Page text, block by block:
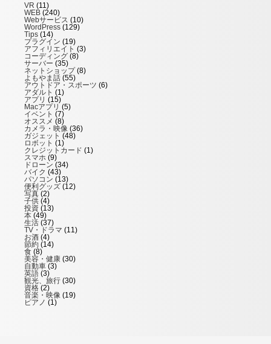
VR (11)
WEB (240)
Webサービス (10)
WordPress (129)
Tips (14)
プラグイン (19)
アフィリエイト (3)
コーディング (8)
サーバー (35)
ネットショップ(8)
よもやま話 (55)
アウトドア・スポーツ (6)
アダルト (1)
アプリ (15)
Macアプリ (5)
イベント (7)
オススメ (8)
カメラ・映像 (36)
ガジェット (48)
ロボット (1)
クレジットカード (1)
スマホ (9)
ドローン (34)
バイク (43)
パソコン (13)
便利グッズ (12)
写真 (2)
子供 (4)
投資 (13)
本 (49)
生活 (37)
TV・ドラマ (11)
お酒 (4)
節約 (14)
食 (8)
美容・健康 (30)
自動車 (3)
英語 (3)
観光、旅行 (30)
資格 (2)
音楽・映像 (19)
ピアノ (1)